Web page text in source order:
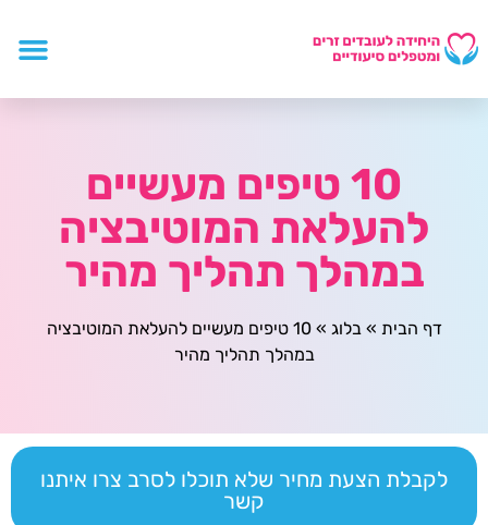
10 טיפים מעשיים
להעלאת המוטיבציה
במהלך תהליך מהיר
דף הבית »בלוג »
10 טיפים מעשיים להעלאת המוטיבציה
במהלך תהליך מהיר
לקבלת הצעת מחיר שלא תוכלו לסרב צרו איתנו
קשר